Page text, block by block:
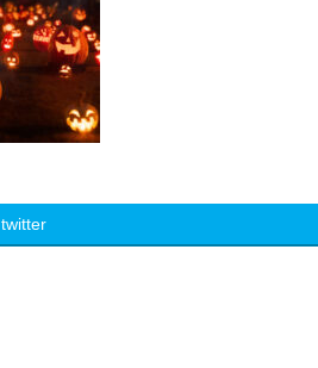
twitter